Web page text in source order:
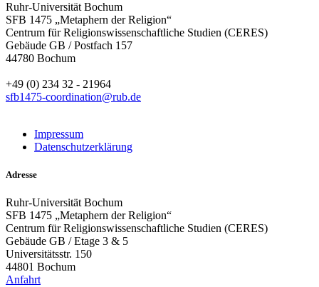
Ruhr-Universität Bochum
SFB 1475 „Metaphern der Religion“
Centrum für Religionswissenschaftliche Studien (CERES)
Gebäude GB / Postfach 157
44780 Bochum
+49 (0) 234 32 - 21964
sfb1475-coordination@rub.de
Impressum
Datenschutzerklärung
Adresse
Ruhr-Universität Bochum
SFB 1475 „Metaphern der Religion“
Centrum für Religionswissenschaftliche Studien (CERES)
Gebäude GB / Etage 3 & 5
Universitätsstr. 150
44801 Bochum
Anfahrt